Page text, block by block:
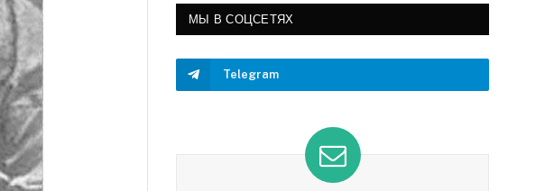
МЫ В СОЦСЕТЯХ
Telegram